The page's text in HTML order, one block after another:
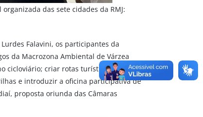
das sete cidades da RMJ:
Falavini, os participantes da
da Macrozona Ambiental de Várzea
cicloviário; criar rotas turísticas como,
e introduzir a oficina participativa de
proposta oriunda das Câmaras